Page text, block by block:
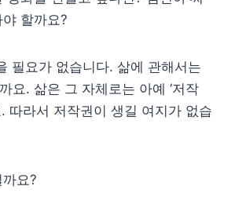
할까요?
필요가 없습니다. 삶에 관해서는
요. 삶은 그 자체로는 아예 ‘저작
. 따라서 저작권이 생길 여지가 없습
요?